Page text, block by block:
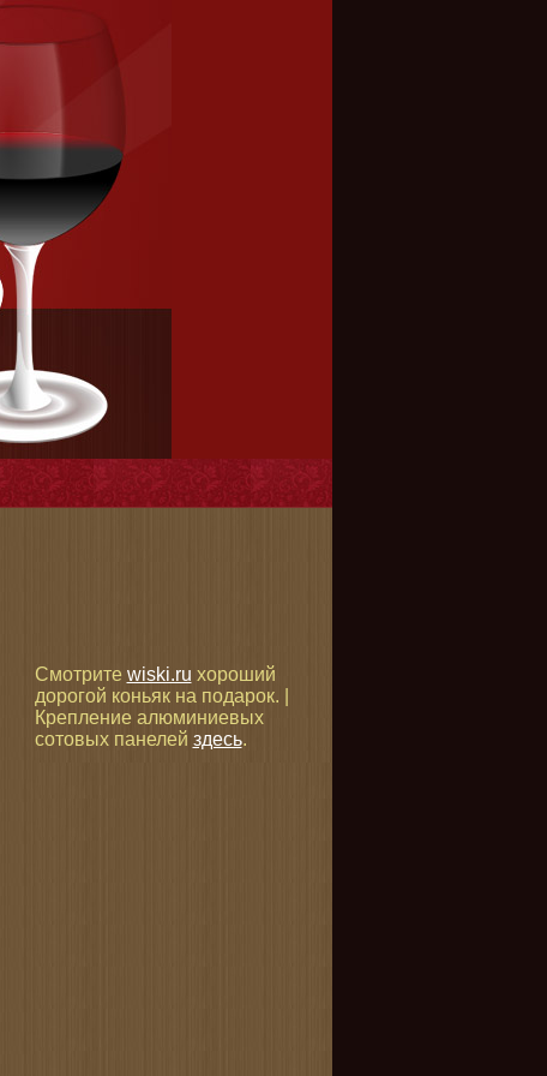
Смотрите wiski.ru хороший
дорогой коньяк на подарок. |
Крепление алюминиевых
сотовых панелей здесь.